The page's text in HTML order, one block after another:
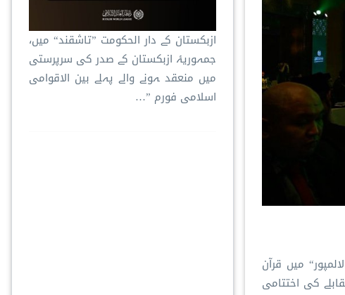
میں قرآن
کی اختتامی
ازبکستان کے دار الحکومت ”تاشقند“ میں،
جمہوریۂ ازبکستان کے صدر کی سرپرستی
میں منعقد ہونے والے پہلے بین الاقوامی
اسلامی فورم ”…